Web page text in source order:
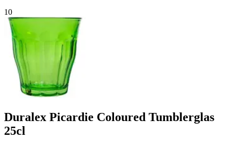
10
Duralex Picardie Coloured Tumblerglas
25cl